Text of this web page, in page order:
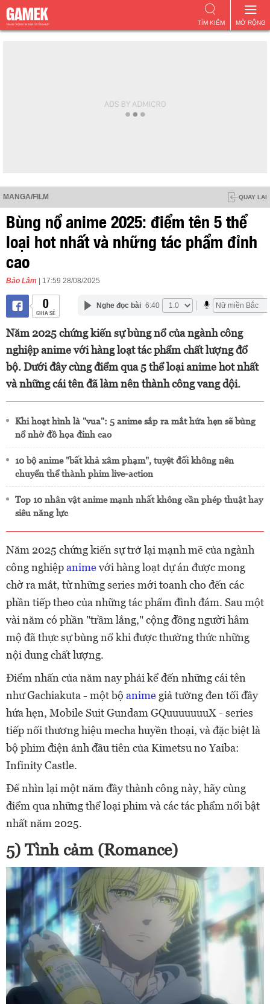
MỞ RỘNG
TÌM KIẾM
MANGA/FILM QUAY LẠI
Bùng nổ anime 2025: điểm tên 5 thể
loại hot nhất và những tác phẩm đỉnh
cao
Bảo Lâm | 17:59 28/08/2025
0
CHIA SẺ
Nghe đọc bài 6:40
Năm 2025 chứng kiến sự bùng nổ của ngành công
nghiệp anime với hàng loạt tác phẩm chất lượng đổ
bộ. Dưới đây cùng điểm qua 5 thể loại anime hot nhất
và những cái tên đã làm nên thành công vang dội.
Khi hoạt hình là "vua": 5 anime sắp ra mắt hứa hẹn sẽ bùng
nổ nhờ đồ họa đỉnh cao
10 bộ anime "bất khả xâm phạm", tuyệt đối không nên
chuyển thể thành phim live-action
Top 10 nhân vật anime mạnh nhất không cần phép thuật hay
siêu năng lực
Năm 2025 chứng kiến sự trở lại mạnh mẽ của ngành
công nghiệpanimevới hàng loạt dự án được mong
chờ ra mắt, từ những series mới toanh cho đến các
phần tiếp theo của những tác phẩm đình đám. Sau một
vài năm có phần "trầm lắng," cộng đồng người hâm
mộ đã thực sự bùng nổ khi được thưởng thức những
nội dung chất lượng.
Điểm nhấn của năm nay phải kể đến những cái tên
như Gachiakuta - một bộ anime giả tưởng đen tối đầy
hứa hẹn, Mobile Suit Gundam GQuuuuuuuX - series
tiếp nối thương hiệu mecha huyền thoại, và đặc biệt là
bộ phim điện ảnh đầu tiên của Kimetsu no Yaiba:
Infinity Castle.
Để nhìn lại một năm đầy thành công này, hãy cùng
điểm qua những thể loại phim và các tác phẩm nổi bật
nhất năm 2025.
5) Tình cảm (Romance)